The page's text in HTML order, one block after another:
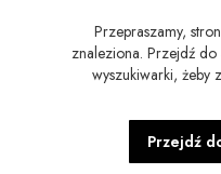
Przepraszamy,
znaleziona. Przejdź do
wyszukiwarki, żeby
Przejdź